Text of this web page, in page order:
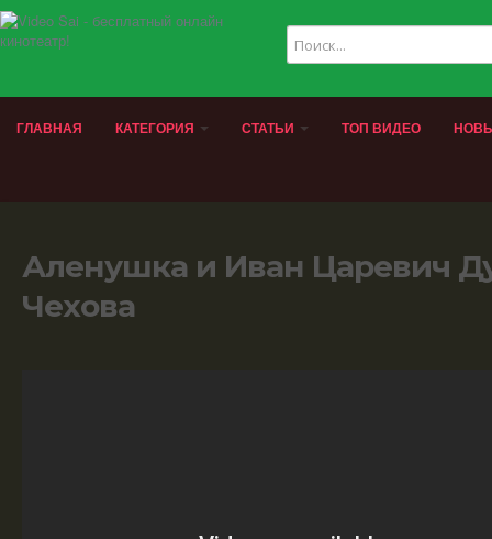
ГЛАВНАЯ КАТЕГОРИЯ СТАТЬИ ТОП ВИДЕО
Аленушка и Иван Царевич
Чехова